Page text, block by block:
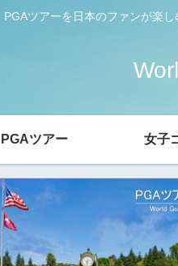
PGAツアーを日本のファンが楽
PGAツアー 女子